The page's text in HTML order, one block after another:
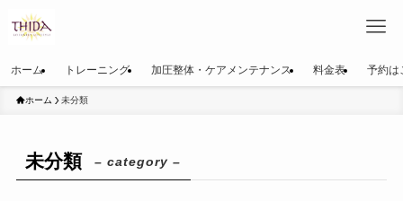
ホーム トレーニング 加圧整体・ケアメンテナンス 料金表 予約は
ホーム 未分類
未分類 – category –